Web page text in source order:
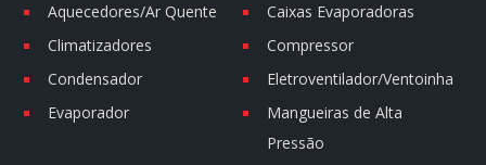
Aquecedores/Ar Quente
Caixas Evaporadoras
Climatizadores
Compressor
Condensador
Eletroventilador/Ventoinha
Evaporador
Mangueiras de Alta
Pressão